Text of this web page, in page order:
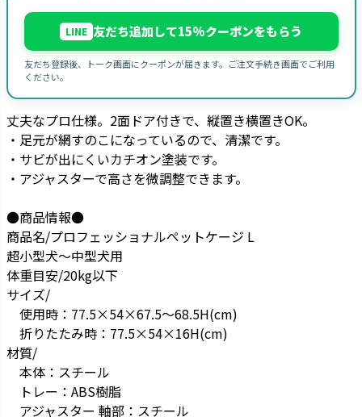
LINE 友だち追加して15%クーポンをもらう
友だち登録後、トーク画面にクーポンが届きます。ご注文手続き画面でご利用
ください。
丈夫なプロ仕様。2面ドア付きで、縦置き横置きOK。
・足元が網すのこになっているので、清潔です。
・サビが出にくいカチオン塗装です。
・アジャスターで高さを微調整できます。
●商品情報●
商品名/プロフェッショナルペットケージ L
超小型犬～中型犬用
体重目安/20kg以下
サイズ/
使用時：77.5×54×67.5～68.5H(cm)
折りたたみ時：77.5×54×16H(cm)
材質/
本体：スチール
トレー：ABS樹脂
アジャスター 軸部：スチール